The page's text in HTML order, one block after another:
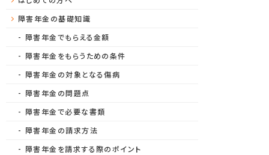
障害年金の基礎知識
障害年金でもらえる金額
障害年金をもらうための条件
障害年金の対象となる傷病
障害年金の問題点
障害年金で必要な書類
障害年金の請求方法
障害年金を請求する際のポイント